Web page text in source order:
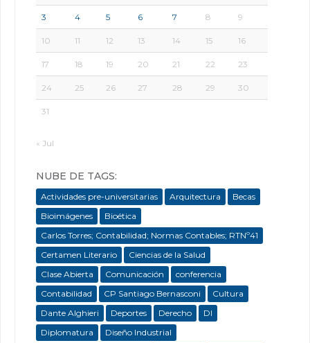
3 4 5 6 7 8 9
10 11 12 13 14 15 16
17 18 19 20 21 22 23
24 25 26 27 28 29 30
31
« Jul
NUBE DE TAGS:
Actividades pre-universitarias Arquitectura
Becas
Bioimágenes
Bioética
Carlos Torres; Contabilidad; Normas Contables; RTNº41
Certamen Literario
Ciencias de la Salud
Clase Abierta
Comunicación
conferencia
Contabilidad
CP Santiago Bernasconi
Cultura
Dante Alghieri
Deportes Derecho
DI
Diplomatura
Diseño Industrial